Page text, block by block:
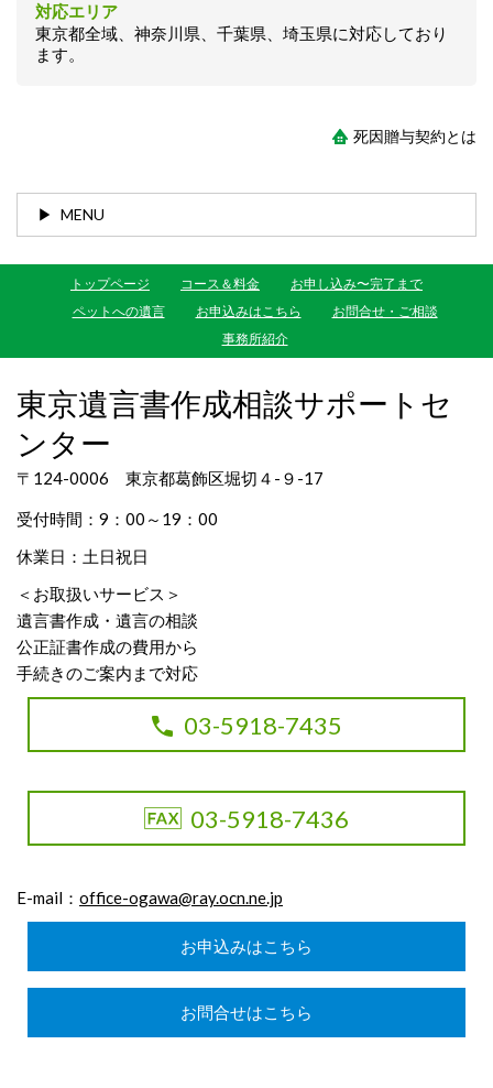
対応エリア
東京都全域、神奈川県、千葉県、埼玉県に対応しており
ます。
死因贈与契約とは
MENU
トップページ コース＆料金
お申し込み〜完了まで
ペットへの遺言
お申込みはこちら
お問合せ・ご相談
事務所紹介
東京遺言書作成相談サポートセ
ンター
〒124-0006 東京都葛飾区堀切４-９-17
受付時間：9：00～19：00
休業日：土日祝日
＜お取扱いサービス＞
遺言書作成・遺言の相談
公正証書作成の費用から
手続きのご案内まで対応
03-5918-7435
03-5918-7436
E-mail： office-ogawa@ray.ocn.ne.jp
お申込みはこちら
お問合せはこちら